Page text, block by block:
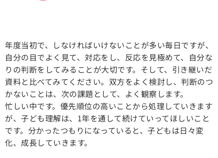
年度当初で、しなければいけないことが多い毎日ですが、
自分の目でよく見て、対応をし、反応を見極めて、自分な
りの判断をしてみることが大切です。そして、引き継いだ
資料と比べてみてください。双方をよく検討し、判断のつ
かないことは、次の課題として、よく観察します。
忙しい中です。優先順位の高いことから処理していきます
が、子ども理解は、1年を通して続けていってほしいこと
です。分かったつもりになっていると、子どもは日々変
化、成長していきます。